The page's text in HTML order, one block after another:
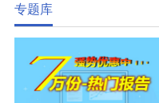
专题库